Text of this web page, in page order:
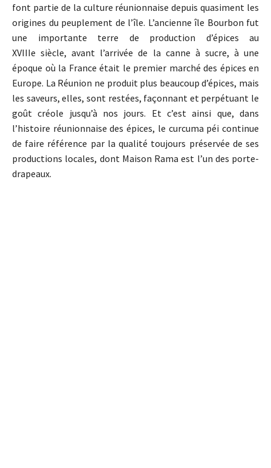
font partie de la culture réunionnaise depuis quasiment les
origines du peuplement de l’île. L’ancienne île Bourbon fut
une importante terre de production d’épices au
XVIIIe siècle, avant l’arrivée de la canne à sucre, à une
époque où la France était le premier marché des épices en
Europe. La Réunion ne produit plus beaucoup d’épices, mais
les saveurs, elles, sont restées, façonnant et perpétuant le
goût créole jusqu’à nos jours. Et c’est ainsi que, dans
l’histoire réunionnaise des épices, le curcuma péi continue
de faire référence par la qualité toujours préservée de ses
productions locales, dont Maison Rama est l’un des porte-
drapeaux.